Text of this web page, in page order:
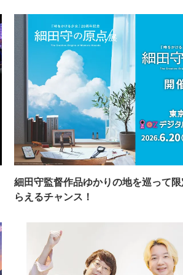
細田守監督作品ゆかりの地を巡って
らえるチャンス！